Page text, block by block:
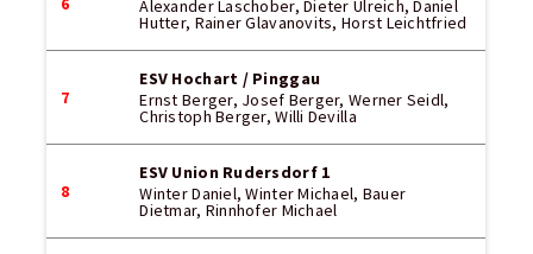
Alexander Laschober, Dieter Ulreich, Daniel
Hutter, Rainer Glavanovits, Horst Leichtfried
7
ESV Hochart / Pinggau
Ernst Berger, Josef Berger, Werner Seidl,
Christoph Berger, Willi Devilla
8
ESV Union Rudersdorf 1
Winter Daniel, Winter Michael, Bauer
Dietmar, Rinnhofer Michael